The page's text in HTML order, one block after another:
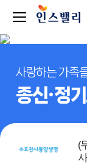
사랑하는 가족
종신·정
(